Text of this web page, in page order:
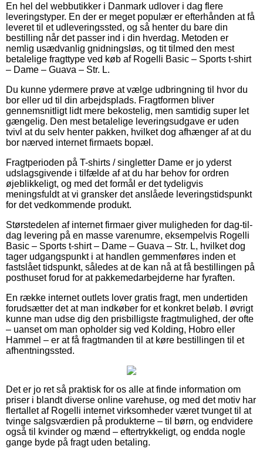
En hel del webbutikker i Danmark udlover i dag flere
leveringstyper. En der er meget populær er efterhånden at få
leveret til et udleveringssted, og så henter du bare din
bestilling når det passer ind i din hverdag. Metoden er
nemlig usædvanlig gnidningsløs, og tit tilmed den mest
betalelige fragttype ved køb af Rogelli Basic – Sports t-shirt
– Dame – Guava – Str. L.
Du kunne ydermere prøve at vælge udbringning til hvor du
bor eller ud til din arbejdsplads. Fragtformen bliver
gennemsnitligt lidt mere bekostelig, men samtidig super let
gængelig. Den mest betalelige leveringsudgave er uden
tvivl at du selv henter pakken, hvilket dog afhænger af at du
bor nærved internet firmaets bopæl.
Fragtperioden på T-shirts / singletter Dame er jo yderst
udslagsgivende i tilfælde af at du har behov for ordren
øjeblikkeligt, og med det formål er det tydeligvis
meningsfuldt at vi gransker det anslåede leveringstidspunkt
for det vedkommende produkt.
Størstedelen af internet firmaer giver muligheden for dag-til-
dag levering på en masse varenumre, eksempelvis Rogelli
Basic – Sports t-shirt – Dame – Guava – Str. L, hvilket dog
tager udgangspunkt i at handlen gemmenføres inden et
fastslået tidspunkt, således at de kan nå at få bestillingen på
posthuset forud for at pakkemedarbejderne har fyraften.
En række internet outlets lover gratis fragt, men undertiden
forudsætter det at man indkøber for et konkret beløb. I øvrigt
kunne man udse dig den prisbilligste fragtmulighed, der ofte
– uanset om man opholder sig ved Kolding, Hobro eller
Hammel – er at få fragtmanden til at køre bestillingen til et
afhentningssted.
Det er jo ret så praktisk for os alle at finde information om
priser i blandt diverse online varehuse, og med det motiv har
flertallet af Rogelli internet virksomheder været tvunget til at
tvinge salgsværdien på produkterne – til børn, og endvidere
også til kvinder og mænd – eftertrykkeligt, og endda nogle
gange byde på fragt uden betaling.